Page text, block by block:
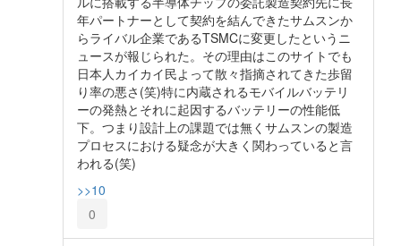
年パートナーとして契約を結んできたサムスンか
らライバル企業であるTSMCに変更したというニ
ュースが報じられた。その理由はこのサイトでも
日本人カイカイ民よって散々指摘されてきた歩留
り率の悪さ(笑)特に内蔵されるモバイルバッテリ
ーの発熱とそれに起因するバッテリーの性能低
下。つまり設計上の課題では無くサムスンの製造
プロセスにおける疑念が大きく関わっていると言
われる(笑)
>>10
0